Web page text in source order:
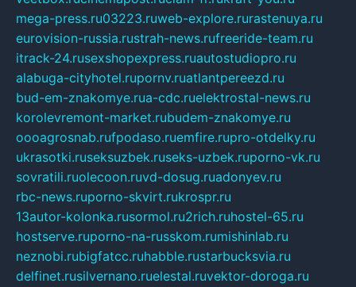
mega-press.ru03223.ruweb-explore.rurastenuya.ru
eurovision-russia.rustrah-news.rufreeride-team.ru
itrack-24.rusexshopexpress.ruautostudiopro.ru
alabuga-cityhotel.rupornv.ruatlantpereezd.ru
bud-em-znakomye.rua-cdc.ruelektrostal-news.ru
korolevremont-market.rubudem-znakomye.ru
oooagrosnab.rufpodaso.ruemfire.rupro-otdelky.ru
ukrasotki.ruseksuzbek.ruseks-uzbek.ruporno-vk.ru
sovratili.ruolecoon.ruvd-dosug.ruadonyev.ru
rbc-news.ruporno-skvirt.rukrospr.ru
13autor-kolonka.rusormol.ru2rich.ruhostel-65.ru
hostserve.ruporno-na-russkom.rumishinlab.ru
neznobi.rubigfatcc.ruhabble.rustarbucksvia.ru
delfinet.rusilvernano.ruelestal.ruvektor-doroga.ru